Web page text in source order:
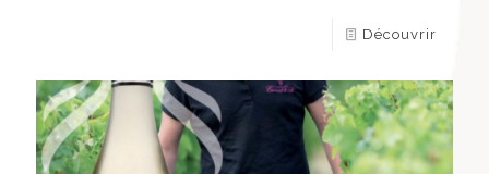
Découvrir